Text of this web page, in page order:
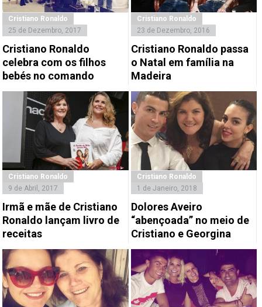
Cristiano Ronaldo
25 de Dezembro, 2017
Cristiano Ronaldo
celebra com os filhos
bebés no comando
Cristiano Ronaldo
23 de Dezembro, 2016
Cristiano Ronaldo passa
o Natal em família na
Madeira
Cristiano Ronaldo
9 de Abril, 2017
Irmã e mãe de Cristiano
Ronaldo lançam livro de
receitas
Cristiano Ronaldo
1 de Janeiro, 2018
Dolores Aveiro
“abençoada” no meio de
Cristiano e Georgina